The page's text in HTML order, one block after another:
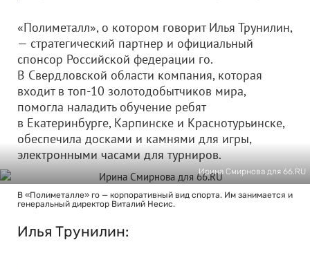
«Полиметалл», о котором говорит Илья Трунилин,
— стратегический партнер и официальный
спонсор Российской федерации го.
В Свердловской области компания, которая
входит в топ-10 золотодобытчиков мира,
помогла наладить обучение ребят
в Екатеринбурге, Карпинске и Краснотурьинске,
обеспечила досками и камнями для игры,
электронными часами для турниров.
Ирина Смирнова для 66.RU
В «Полиметалле» го — корпоративный вид спорта. Им занимается и
генеральный директор Виталий Несис.
Илья Трунилин: